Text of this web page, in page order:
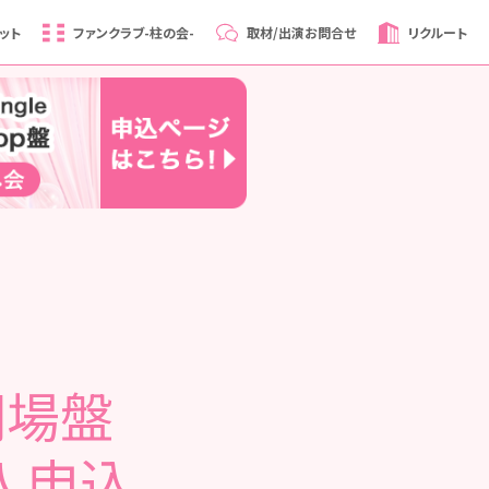
ト ファンクラブ-柱の会- 取材/出演お問合せ リクルート
場盤